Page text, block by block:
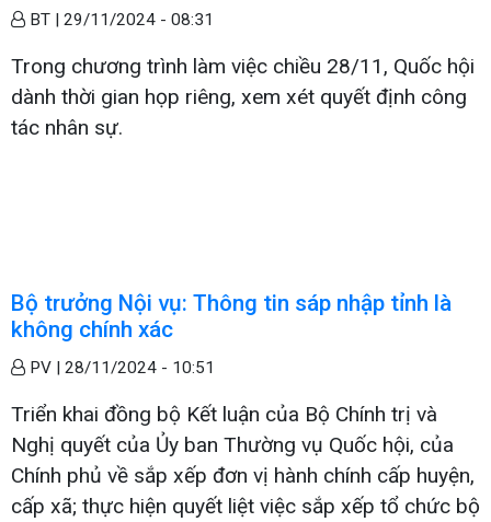
BT | 29/11/2024 - 08:31
Trong chương trình làm việc chiều 28/11, Quốc hội
dành thời gian họp riêng, xem xét quyết định công
tác nhân sự.
Bộ trưởng Nội vụ: Thông tin sáp nhập tỉnh là
không chính xác
PV | 28/11/2024 - 10:51
Triển khai đồng bộ Kết luận của Bộ Chính trị và
Nghị quyết của Ủy ban Thường vụ Quốc hội, của
Chính phủ về sắp xếp đơn vị hành chính cấp huyện,
cấp xã; thực hiện quyết liệt việc sắp xếp tổ chức bộ